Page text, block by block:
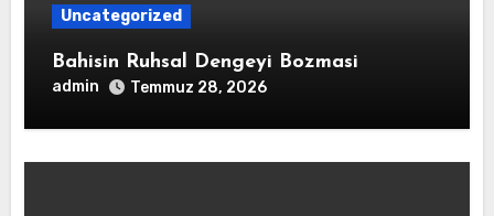
Uncategorized
Bahisin Ruhsal Dengeyi Bozmasi
admin Temmuz 28, 2026